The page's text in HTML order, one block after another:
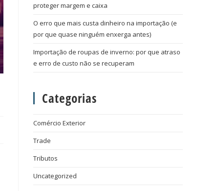
proteger margem e caixa
O erro que mais custa dinheiro na importação (e
por que quase ninguém enxerga antes)
Importação de roupas de inverno: por que atraso
e erro de custo não se recuperam
Categorias
Comércio Exterior
Trade
Tributos
Uncategorized